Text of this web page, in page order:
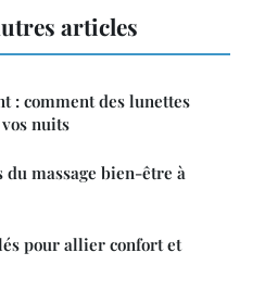
articles
: comment des lunettes
nuits
massage bien-être à
pour allier confort et